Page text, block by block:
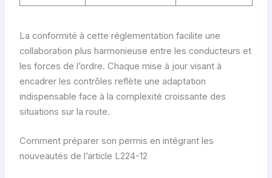
La conformité à cette réglementation facilite une
collaboration plus harmonieuse entre les conducteurs et
les forces de l’ordre. Chaque mise à jour visant à
encadrer les contrôles reflète une adaptation
indispensable face à la complexité croissante des
situations sur la route.
Comment préparer son permis en intégrant les
nouveautés de l’article L224-12